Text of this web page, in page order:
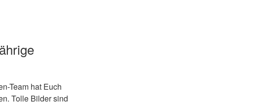
Team hat Euch
Tolle Bilder sind